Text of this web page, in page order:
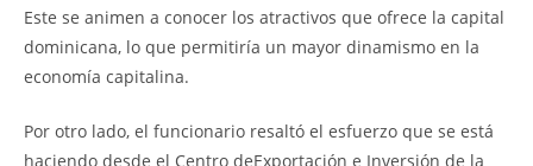
Este se animen a conocer los atractivos que ofrece la capital
dominicana, lo que permitiría un mayor dinamismo en la
economía capitalina.
Por otro lado, el funcionario resaltó el esfuerzo que se está
haciendo desde el Centro deExportación e Inversión de la